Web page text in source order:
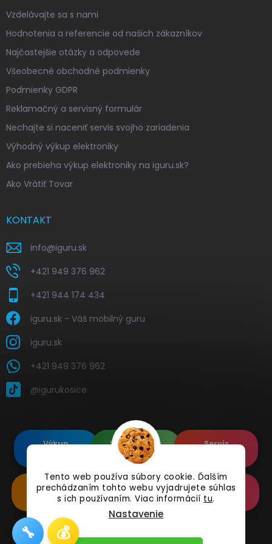
Tento web používa súbory cookie. Ďalším
prechádzaním tohto webu vyjadrujete súhlas
s ich používaním. Viac informácií tu.
Nastavenie
Vzdelávajte sa s nami
Hodnotenia a referencie od našich zákazníkov
Najčastejšie otázky a odpovede
Všeobecné obchodné podmienky
Podmienky GDPR
Reklamačný a servisný formulár
Nechajte si naceniť servis svojho zariadenia
Výhodný výkup elektroniky
Ako prebieha výkup elektroniky na iguru.sk?
Ako Vrátiť Tovar
KONTAKT
info@iguru.sk
+421 949 376 962
+421 944 174 434
iguru.sk - Váš mobilný guru
iguru.sk
+421 949 376 962
@igurukosice
Výkup
Renovované
Apple's
Servis
Renovované
Samsung's
Doplnkové
Príslušenstvo
Online
Reklamácia
🔧 💰